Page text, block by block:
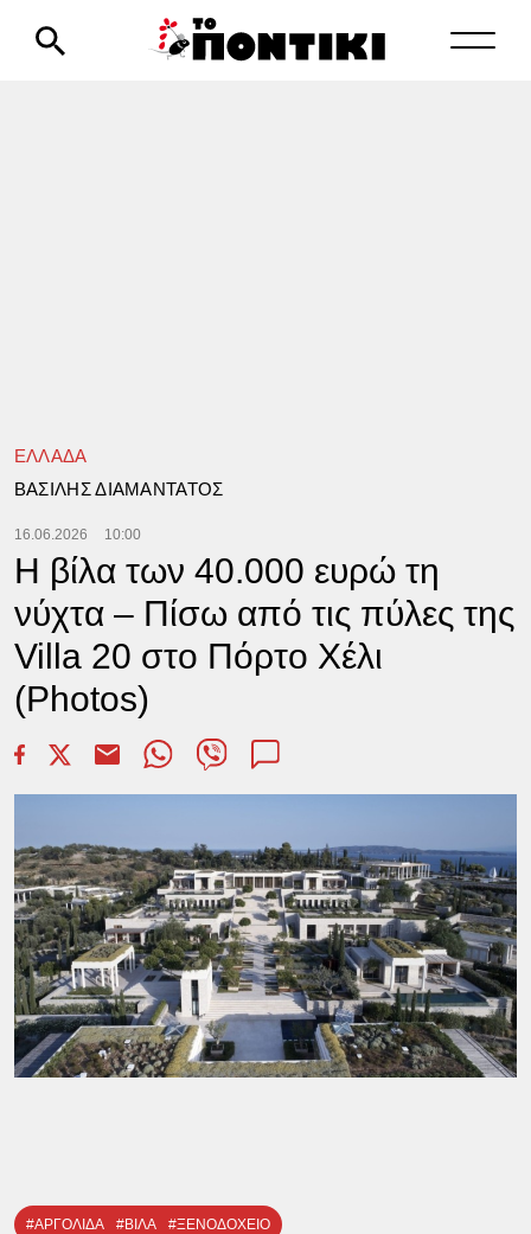
ΕΛΛΑΔΑ
ΒΑΣΙΛΗΣ ΔΙΑΜΑΝΤΑΤΟΣ
16.06.2026 10:00
Η βίλα των 40.000 ευρώ τη
νύχτα – Πίσω από τις πύλες της
Villa 20 στο Πόρτο Χέλι
(Photos)
#ΑΡΓΟΛΙΔΑ #ΒΙΛΑ #ΞΕΝΟΔΟΧΕΙΟ